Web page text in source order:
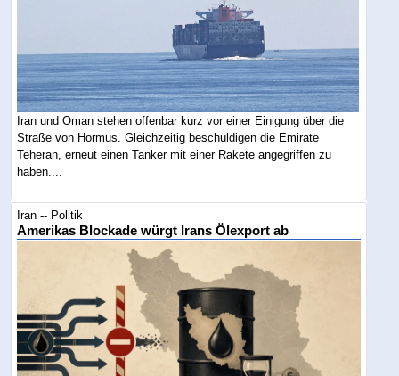
Iran und Oman stehen offenbar kurz vor einer Einigung über die
Straße von Hormus. Gleichzeitig beschuldigen die Emirate
Teheran, erneut einen Tanker mit einer Rakete angegriffen zu
haben....
Iran -- Politik
Amerikas Blockade würgt Irans Ölexport ab